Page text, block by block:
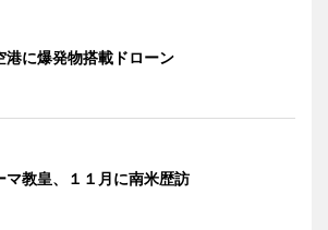
港に爆発物搭載ドローン
マ教皇、１１月に南米歴訪